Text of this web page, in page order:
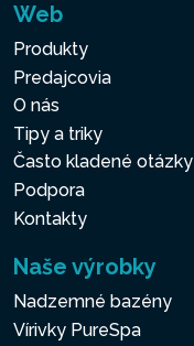
Web
Produkty
Predajcovia
O nás
Tipy a triky
Často kladené otázky
Podpora
Kontakty
Naše výrobky
Nadzemné bazény
Vírivky PureSpa